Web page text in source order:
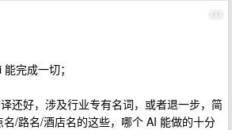
11
完成一切；
还好，涉及行业专有名词，或者退一步，简
/路名/酒店名的这些，哪个 AI 能做的十分